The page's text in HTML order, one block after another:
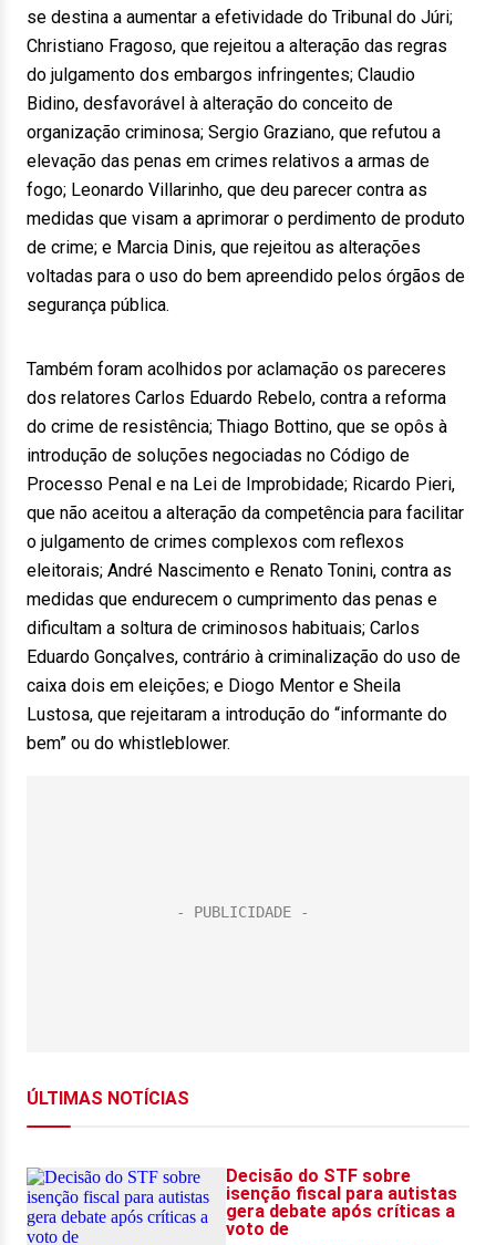
se destina a aumentar a efetividade do Tribunal do Júri;
Christiano Fragoso, que rejeitou a alteração das regras
do julgamento dos embargos infringentes; Claudio
Bidino, desfavorável à alteração do conceito de
organização criminosa; Sergio Graziano, que refutou a
elevação das penas em crimes relativos a armas de
fogo; Leonardo Villarinho, que deu parecer contra as
medidas que visam a aprimorar o perdimento de produto
de crime; e Marcia Dinis, que rejeitou as alterações
voltadas para o uso do bem apreendido pelos órgãos de
segurança pública.
Também foram acolhidos por aclamação os pareceres
dos relatores Carlos Eduardo Rebelo, contra a reforma
do crime de resistência; Thiago Bottino, que se opôs à
introdução de soluções negociadas no Código de
Processo Penal e na Lei de Improbidade; Ricardo Pieri,
que não aceitou a alteração da competência para facilitar
o julgamento de crimes complexos com reflexos
eleitorais; André Nascimento e Renato Tonini, contra as
medidas que endurecem o cumprimento das penas e
dificultam a soltura de criminosos habituais; Carlos
Eduardo Gonçalves, contrário à criminalização do uso de
caixa dois em eleições; e Diogo Mentor e Sheila
Lustosa, que rejeitaram a introdução do “informante do
bem” ou do whistleblower.